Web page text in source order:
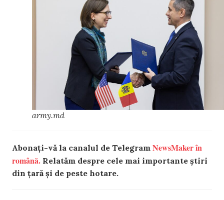
army.md
Abonați-vă la canalul de Telegram NewsMaker în
română. Relatăm despre cele mai importante știri
din țară și de peste hotare.